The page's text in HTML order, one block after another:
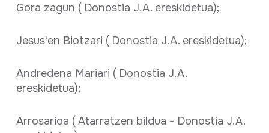
Gora zagun ( Donostia J.A. ereskidetua);
Jesus'en Biotzari ( Donostia J.A. ereskidetua);
Andredena Mariari ( Donostia J.A.
ereskidetua);
Arrosarioa ( Atarratzen bildua - Donostia J.A.